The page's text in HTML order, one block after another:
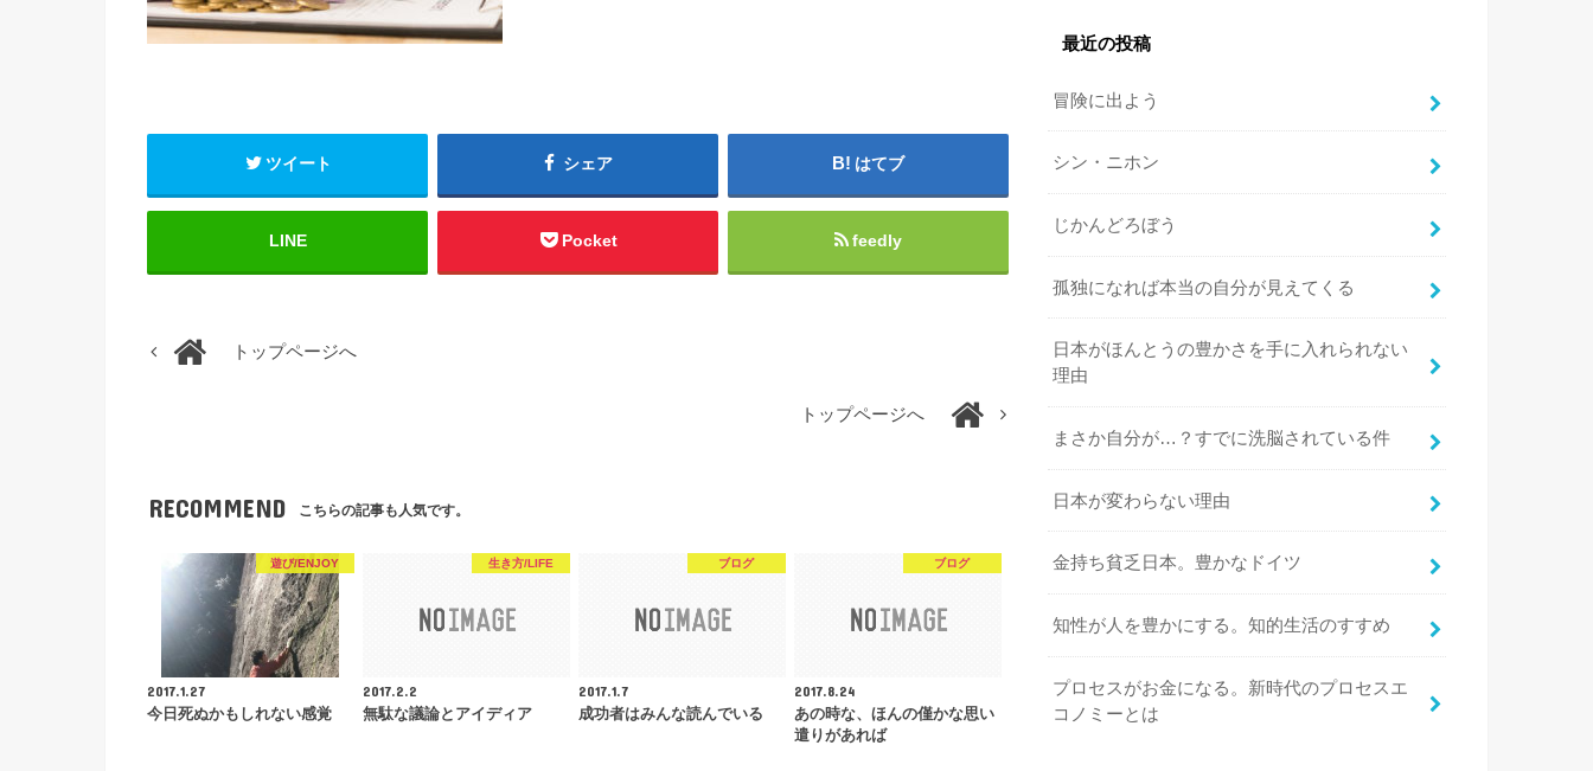
ツイート シェア はてブ
LINE Pocket feedly
トップページへ
トップページへ
RECOMMEND こちらの記事も人気です。
遊び/ENJOY
2017.1.27
今日死ぬかもしれない感覚
生き方/LIFE
2017.2.2
無駄な議論とアイディア
ブログ
2017.1.7
成功者はみんな読んでいる
ブログ
2017.8.24
あの時な、ほんの僅かな思い
遣りがあれば
最近の投稿
冒険に出よう
シン・ニホン
じかんどろぼう
孤独になれば本当の自分が見えてくる
日本がほんとうの豊かさを手に入れられない
理由
まさか自分が…？すでに洗脳されている件
日本が変わらない理由
金持ち貧乏日本。豊かなドイツ
知性が人を豊かにする。知的生活のすすめ
プロセスがお金になる。新時代のプロセスエ
コノミーとは